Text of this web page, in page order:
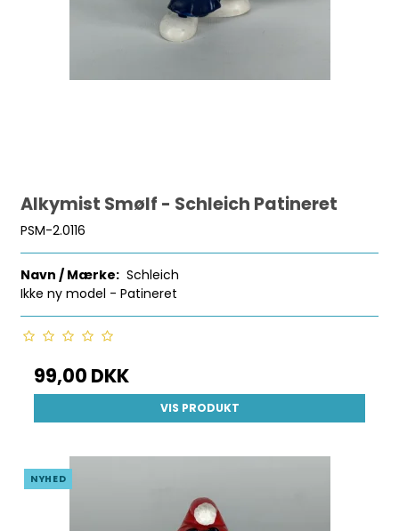
Alkymist Smølf - Schleich Patineret
PSM-2.0116
Navn / Mærke: Schleich
Ikke ny model - Patineret
99,00 DKK
VIS PRODUKT
NYHED